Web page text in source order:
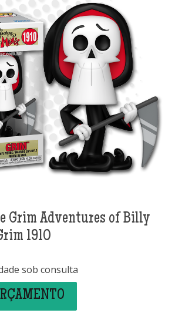
Grim Adventures of Billy
1910
sob consulta